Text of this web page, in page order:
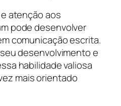
atenção aos
pode desenvolver
comunicação escrita.
desenvolvimento e
habilidade valiosa
mais orientado